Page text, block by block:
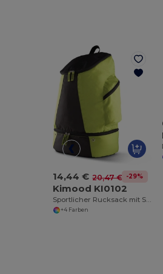
14,44 € 20,47 € -29%
Kimood KI0102
+4 Farben